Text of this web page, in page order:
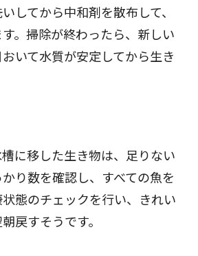
してから中和剤を散布して、
。掃除が終わったら、新しい
いて水質が安定してから生き
に移した生き物は、足りない
り数を確認し、すべての魚を
態のチェックを行い、きれい
戻すそうです。